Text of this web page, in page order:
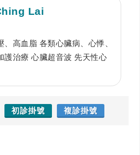
Lai
、高血脂 各類心臟病、心悸、
護治療 心臟超音波 先天性心
初診掛號 複診掛號